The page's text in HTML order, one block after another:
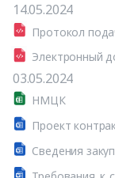
14.05.2024
03.05.2024
НМЦК
Проект
Сведения